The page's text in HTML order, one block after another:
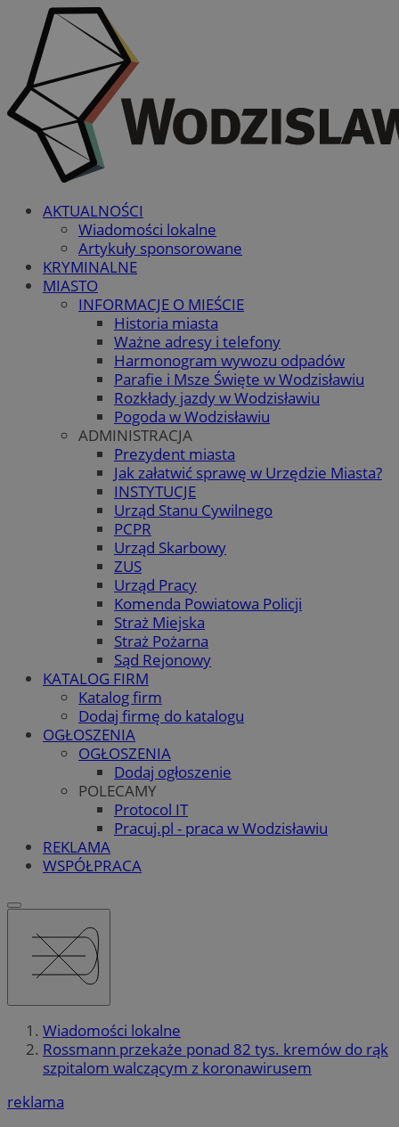
AKTUALNOŚCI
Wiadomości lokalne
Artykuły sponsorowane
KRYMINALNE
MIASTO
INFORMACJE O MIEŚCIE
Historia miasta
Ważne adresy i telefony
Harmonogram wywozu odpadów
Parafie i Msze Święte w Wodzisławiu
Rozkłady jazdy w Wodzisławiu
Pogoda w Wodzisławiu
ADMINISTRACJA
Prezydent miasta
Jak załatwić sprawę w Urzędzie Miasta?
INSTYTUCJE
Urząd Stanu Cywilnego
PCPR
Urząd Skarbowy
ZUS
Urząd Pracy
Komenda Powiatowa Policji
Straż Miejska
Straż Pożarna
Sąd Rejonowy
KATALOG FIRM
Katalog firm
Dodaj firmę do katalogu
OGŁOSZENIA
OGŁOSZENIA
Dodaj ogłoszenie
POLECAMY
Protocol IT
Pracuj.pl - praca w Wodzisławiu
REKLAMA
WSPÓŁPRACA
Wiadomości lokalne
Rossmann przekaże ponad 82 tys. kremów do rąk
szpitalom walczącym z koronawirusem
reklama